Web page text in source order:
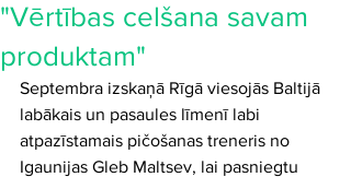
"Vērtības celšana savam
produktam"
Septembra izskaņā Rīgā viesojās Baltijā
labākais un pasaules līmenī labi
atpazīstamais pičošanas treneris no
Igaunijas Gleb Maltsev, lai pasniegtu